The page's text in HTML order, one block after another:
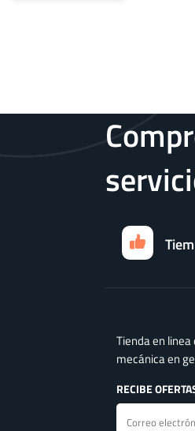
Tienda en
mecánica en
RECIBE